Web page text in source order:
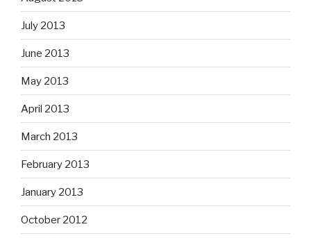
July 2013
June 2013
May 2013
April 2013
March 2013
February 2013
January 2013
October 2012